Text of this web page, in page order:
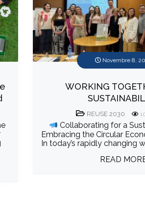
Novembre 8,
WORKING
REUSE 2030
Collaborating for a
Embracing the Circular
In today’s rapidly changing
READ